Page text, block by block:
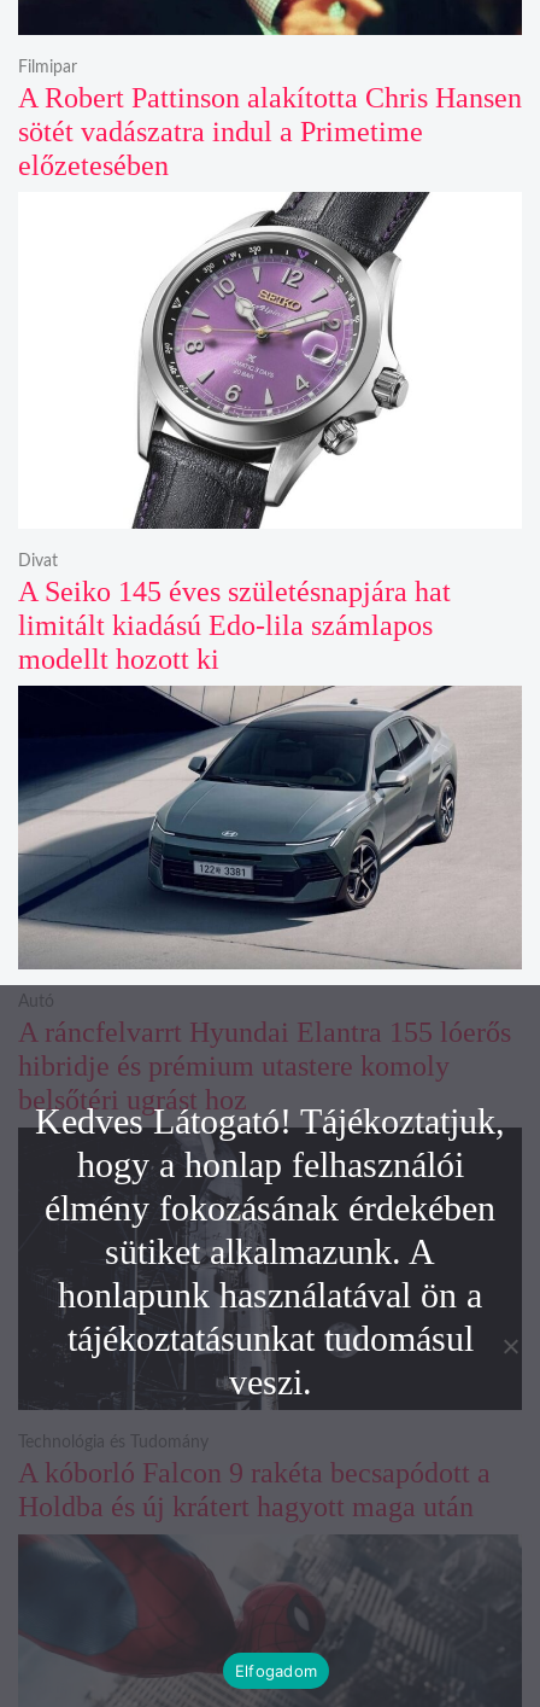
A Robert Pattinson alakította Chris Hansen
sötét vadászatra indul a Primetime
előzetesében
Filmipar
A Seiko 145 éves születésnapjára hat
limitált kiadású Edo-lila számlapos
modellt hozott ki
Divat
A ráncfelvarrt Hyundai Elantra 155 lóerős
hibridje és prémium utastere komoly
belsőtéri ugrást hoz
Autó
A kóborló Falcon 9 rakéta becsapódott a
Holdba és új krátert hagyott maga után
Technológia és Tudomány
Kedves Látogató! Tájékoztatjuk,
hogy a honlap felhasználói
élmény fokozásának érdekében
sütiket alkalmazunk. A
honlapunk használatával ön a
tájékoztatásunkat tudomásul
veszi.
Elfogadom